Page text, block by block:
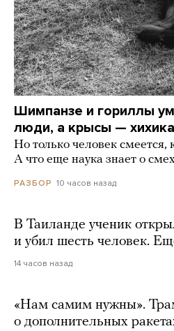
Шимпанзе и гориллы
люди, а крысы —
Но только человек смеется,
А что еще наука знает о
РАЗБОР 10 часов назад
В Таиланде ученик
и убил шесть человек.
14 часов назад
«Нам самим нужны».
о дополнительных